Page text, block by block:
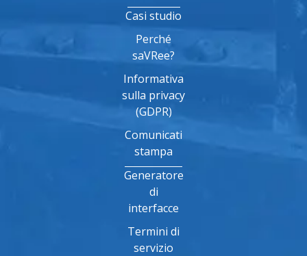
Casi studio
Perché
saVRee?
Informativa
sulla privacy
(GDPR)
Comunicati
stampa
Generatore
di
interfacce
Termini di
servizio